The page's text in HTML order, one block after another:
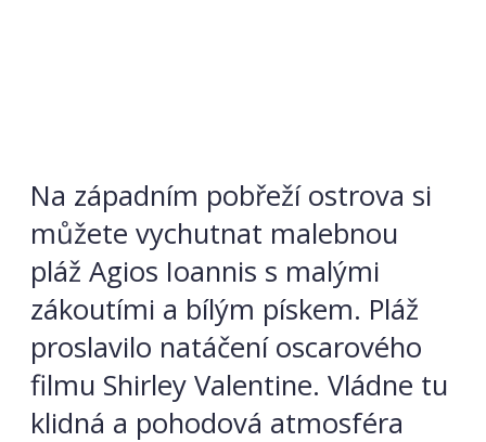
Na západním pobřeží ostrova si
můžete vychutnat malebnou
pláž Agios Ioannis s malými
zákoutími a bílým pískem. Pláž
proslavilo natáčení oscarového
filmu Shirley Valentine. Vládne tu
klidná a pohodová atmosféra